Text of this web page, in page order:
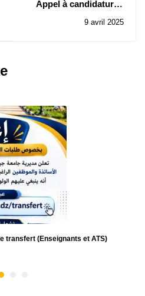
Appel à candidature :
d'été turque
9 avril 2025
transfert (Enseignants et ATS)